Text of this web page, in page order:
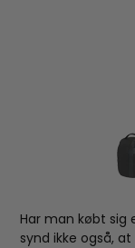
ønsker at
komfortabel
Har man købt
synd ikke også,